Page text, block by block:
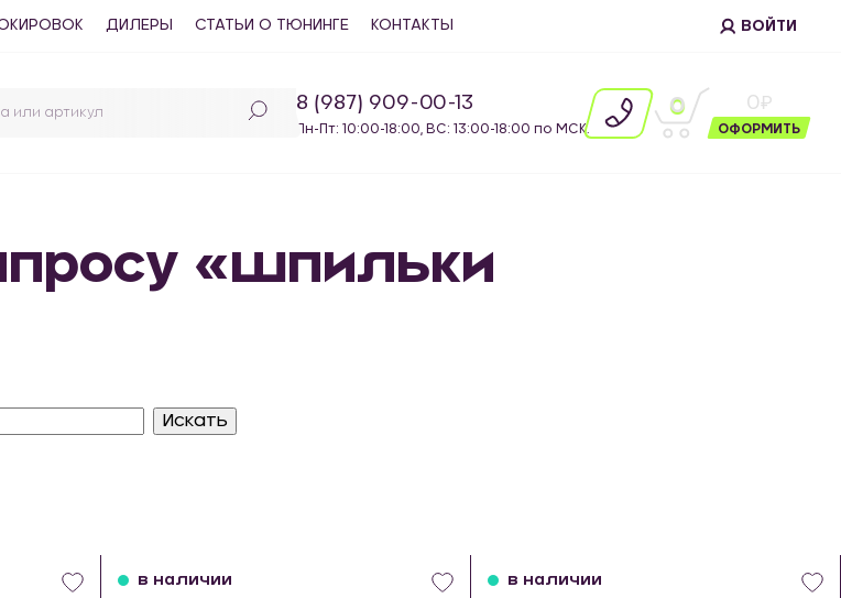
ДИЛЕРЫ СТАТЬИ О ТЮНИНГЕ КОНТАКТЫ ВОЙТИ
8 (987) 909-00-13
Пн-Пт: 10:00-18:00, ВС: 13:00-18:00 по МСК.
0 0
ОФОРМИТЬ
«шпильки
в наличии в наличии